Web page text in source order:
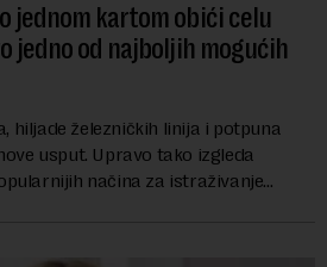
jednom kartom obići celu
jedno od najboljih mogućih
hiljade železničkih linija i potpuna
usput. Upravo tako izgleda
načina za istraživanje